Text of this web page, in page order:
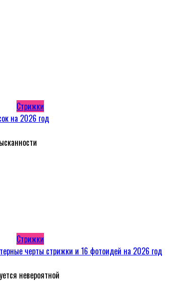
Стрижки
на 2026 год
Стрижки
черты стрижки и 16 фотоидей на 2026 год
невероятной